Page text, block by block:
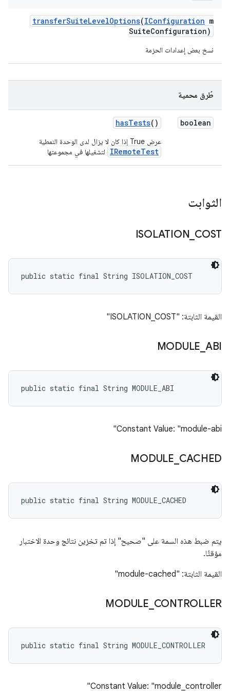
transferSuiteLevelOptions(IConfiguration m
SuiteConfiguration)
نسخ بعض إعدادات الحزمة
طُرق محمية
boolean
hasTests()
عرض True إذا كان لا يزال لدى الوحدة النمطية
IRemoteTest لتشغيلها في مجموعتها
الثوابت
ISOLATION COST
public static final String ISOLATION_COST
القيمة الثابتة: "ISOLATION_COST"
MODULE ABI
public static final String MODULE_ABI
Constant Value: "module-abi"
MODULE CACHED
public static final String MODULE_CACHED
يتم ضبط هذه السمة على "صحيح" إذا تم تخزين نتائج وحدة الاختبار
مؤقتًا.
القيمة الثابتة: "module-cached"
MODULE CONTROLLER
public static final String MODULE_CONTROLLER
Constant Value: "module_controller"